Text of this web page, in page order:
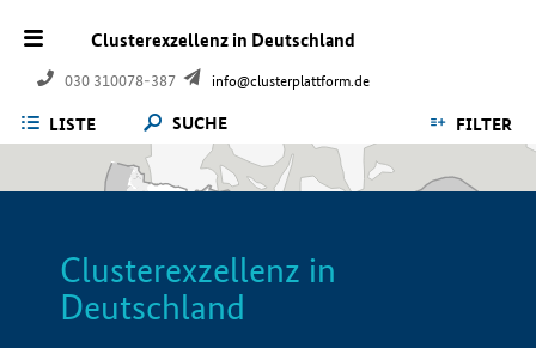
Clusterexzellenz in Deutschland
030 310078-387 info@clusterplattform.de
LISTE SUCHE FILTER
Clusterexzellenz in
Deutschland